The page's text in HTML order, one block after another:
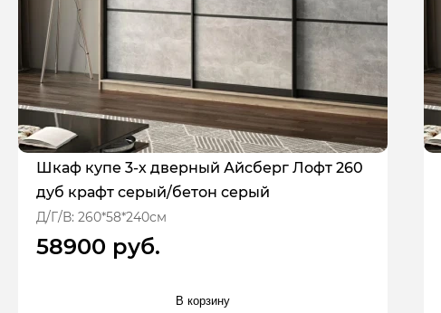
Шкаф купе 3-х дверный Айсберг Лофт 260
дуб крафт серый/бетон серый
Д/Г/В: 260*58*240см
58900 руб.
В корзину